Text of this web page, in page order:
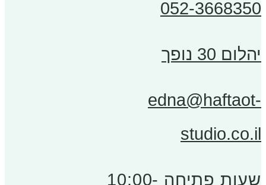
052-3668350
יהלום 30 נופך
edna@haftaot-
studio.co.il
שעות פתיחה 10:00-